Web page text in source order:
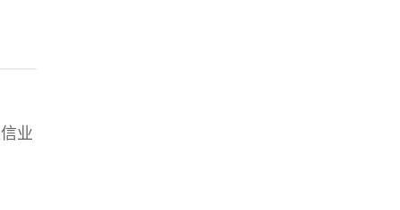
业